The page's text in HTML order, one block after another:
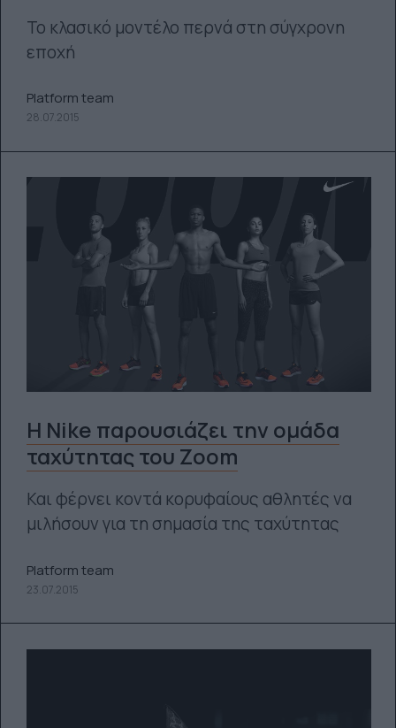
Το κλασικό μοντέλο περνά στη σύγχρονη
εποχή
Platform team
28.07.2015
Η Nike παρουσιάζει την ομάδα
ταχύτητας του Zoom
Και φέρνει κοντά κορυφαίους αθλητές να
μιλήσουν για τη σημασία της ταχύτητας
Platform team
23.07.2015